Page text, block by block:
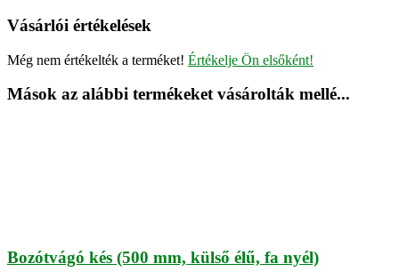
Vásárlói értékelések
Még nem értékelték a terméket! Értékelje Ön elsőként!
Mások az alábbi termékeket vásárolták mellé...
Bozótvágó kés (500 mm, külső élű, fa nyél)